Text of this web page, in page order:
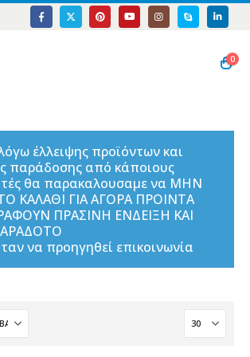
0
έλλειψης προϊόντων και
παράδοσης από κάποιους
θα παρακαλουσαμε να ΜΗΝ
ΚΑΛΑΘΙ ΓΙΑ ΑΓΟΡΑ ΠΡΟΙΝΤΑ
ΠΡΑΣΙΝΗ ΕΝΔΕΙΞΗ ΚΑΙ
να προηγηθεί επικοινωνία